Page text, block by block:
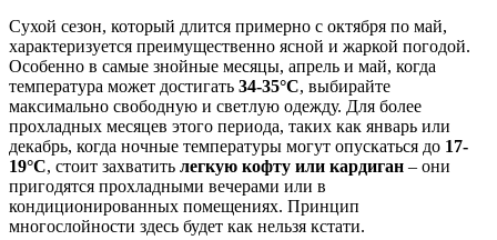
Сухой сезон, который длится примерно с октября по май,
характеризуется преимущественно ясной и жаркой погодой.
Особенно в самые знойные месяцы, апрель и май, когда
температура может достигать 34-35°C, выбирайте
максимально свободную и светлую одежду. Для более
прохладных месяцев этого периода, таких как январь или
декабрь, когда ночные температуры могут опускаться до 17-
19°C, стоит захватить легкую кофту или кардиган – они
пригодятся прохладными вечерами или в
кондиционированных помещениях. Принцип
многослойности здесь будет как нельзя кстати.